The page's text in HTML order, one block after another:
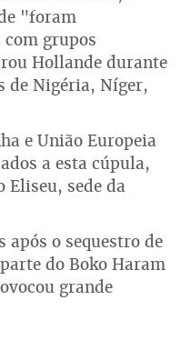
"foram
grupos
Hollande durante
de Nigéria, Níger,
e União Europeia
a esta cúpula,
Eliseu, sede da
após o sequestro de
do Boko Haram
grande